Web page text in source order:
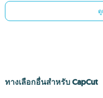
ดู
ทางเลือกอื่นสำหรับ CapCut